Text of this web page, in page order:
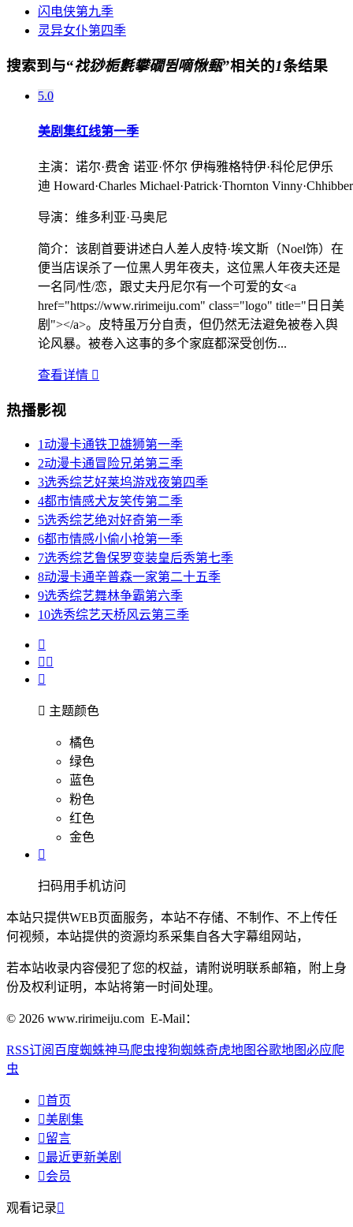
闪电侠第九季
灵异女仆第四季
搜索到与“䄀猀栀氀攀礀뜀嘀愀甀”相关的1条结果
5.0
美剧集红线第一季
主演： 诺尔·费舍 诺亚·怀尔 伊梅雅格特伊·科伦尼伊乐
迪 Howard·Charles Michael·Patrick·Thornton
导演： 维多利亚·马奥尼
简介： 该剧首要讲述白人差人皮特·埃文斯（Noel饰）在
便当店误杀了一位黑人男年夜夫，这位黑人年夜夫还是
一名同/性/恋，跟丈夫丹尼尔有一个可爱的女<a
href="https://www.ririmeiju.com" class="logo" title="日日美
剧"></a>。皮特虽万分自责，但仍然无法避免被卷入舆
论风暴。被卷入这事的多个家庭都深受创伤...
查看详情 
热播影视
1动漫卡通铁卫雄狮第一季
2动漫卡通冒险兄弟第三季
3选秀综艺好莱坞游戏夜第四季
4都市情感犬友笑传第二季
5选秀综艺绝对好奇第一季
6都市情感小偷小抢第一季
7选秀综艺鲁保罗变装皇后秀第七季
8动漫卡通辛普森一家第二十五季
9选秀综艺舞林争霸第六季
10选秀综艺天桥风云第三季

 

 主题颜色
橘色
绿色
蓝色
粉色
红色
金色

扫码用手机访问
本站只提供WEB页面服务，本站不存储、不制作、不上传任
何视频，本站提供的资源均系采集自各大字幕组网站，
若本站收录内容侵犯了您的权益，请附说明联系邮箱，附上身
份及权利证明，本站将第一时间处理。
© 2026 www.ririmeiju.com E-Mail：
RSS订阅 百度蜘蛛神马爬虫搜狗蜘蛛奇虎地图谷歌地图必应爬
虫
首页
美剧集
留言
最近更新美剧
会员
观看记录